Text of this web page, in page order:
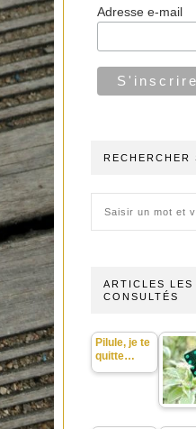
Adresse e-mail
RECHERCHER
ARTICLES LES
CONSULTÉS
Pilule, je te
quitte…